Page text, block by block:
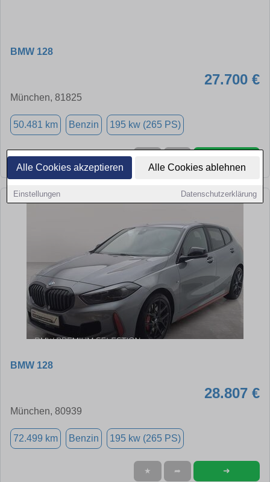
Alle Cookies akzeptieren Alle Cookies ablehnen
Einstellungen Datenschutzerklärung
BMW 128
27.700 €
München, 81825
50.481 km Benzin 195 kw (265 PS)
BMW 128
28.807 €
München, 80939
72.499 km Benzin 195 kw (265 PS)
★ ➦ ➜